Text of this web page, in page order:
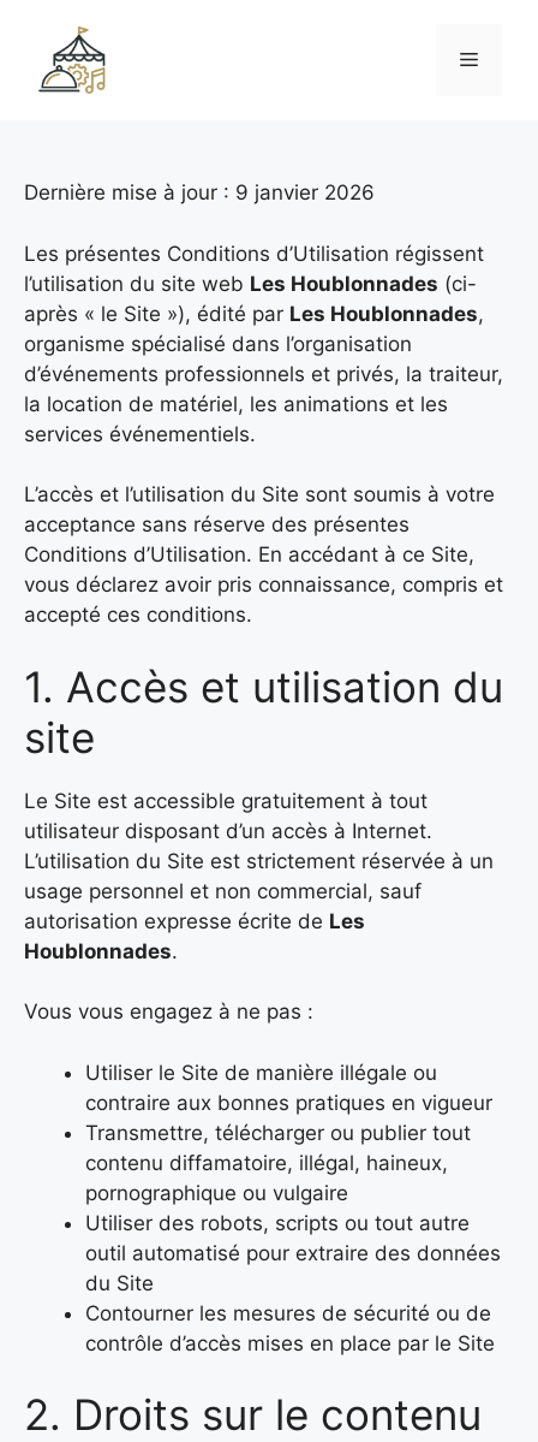
contenu
Menu
Dernière mise à jour : 9 janvier 2026
Les présentes Conditions d’Utilisation régissent
l’utilisation du site web Les Houblonnades (ci-
après « le Site »), édité par Les Houblonnades,
organisme spécialisé dans l’organisation
d’événements professionnels et privés, la traiteur,
la location de matériel, les animations et les
services événementiels.
L’accès et l’utilisation du Site sont soumis à votre
acceptance sans réserve des présentes
Conditions d’Utilisation. En accédant à ce Site,
vous déclarez avoir pris connaissance, compris et
accepté ces conditions.
1. Accès et utilisation du
site
Le Site est accessible gratuitement à tout
utilisateur disposant d’un accès à Internet.
L’utilisation du Site est strictement réservée à un
usage personnel et non commercial, sauf
autorisation expresse écrite de Les
Houblonnades.
Vous vous engagez à ne pas :
Utiliser le Site de manière illégale ou
contraire aux bonnes pratiques en vigueur
Transmettre, télécharger ou publier tout
contenu diffamatoire, illégal, haineux,
pornographique ou vulgaire
Utiliser des robots, scripts ou tout autre
outil automatisé pour extraire des données
du Site
Contourner les mesures de sécurité ou de
contrôle d’accès mises en place par le Site
2. Droits sur le contenu